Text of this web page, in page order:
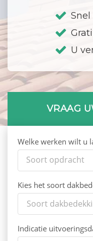
U
VRAAG
Welke werken wilt u
Soort opdracht
Kies het soort
Soort
Indicatie